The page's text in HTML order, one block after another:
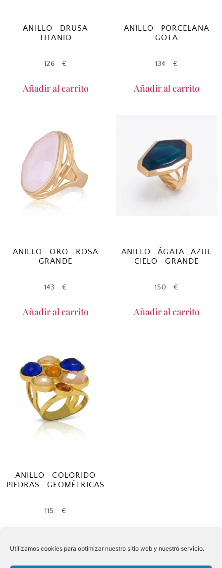
Utilizamos cookies para optimizar nuestro sitio web y nuestro servicio.
ANILLO DRUSA
TITANIO
126€
Añadir al carrito
ANILLO PORCELANA
GOTA
134 €
Añadir al carrito
ANILLO ORO ROSA
GRANDE
143 €
Añadir al carrito
ANILLO ÁGATA AZUL
CIELO GRANDE
150€
Añadir al carrito
ANILLO COLORIDO
PIEDRAS GEOMÉTRICAS
115 €